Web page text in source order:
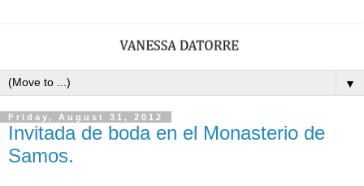
▼
Friday, August 31, 2012
Invitada de boda en el Monasterio de
Samos.